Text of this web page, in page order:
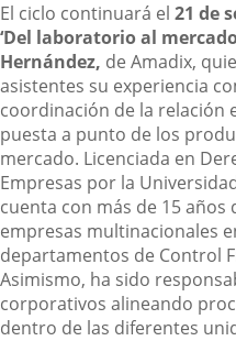
El ciclo continuará el 21 de
‘Del laboratorio al
Hernández, de Amadix,
asistentes su experiencia
coordinación de la relación
puesta a punto de los
mercado. Licenciada en
Empresas por la
cuenta con más de 15 años
empresas multinacionales
departamentos de Control
Asimismo, ha sido
corporativos alineando
dentro de las diferentes